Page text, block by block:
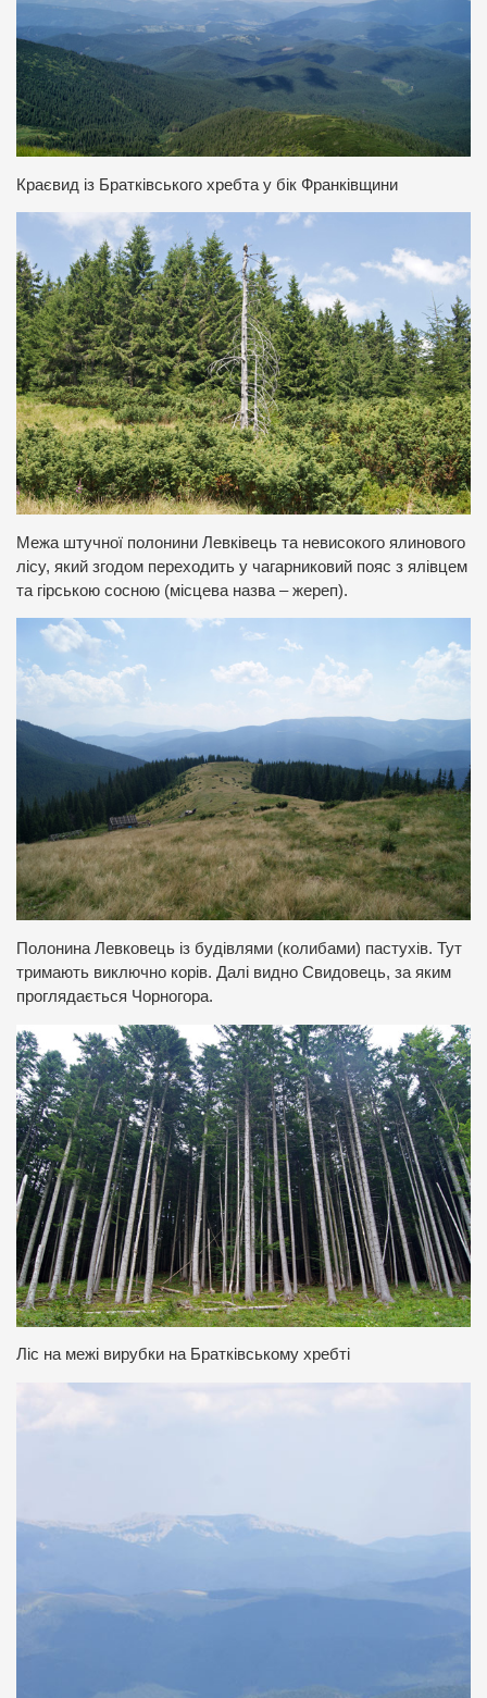
Краєвид із Братківського хребта у бік Франківщини
Межа штучної полонини Левківець та невисокого ялинового
лісу, який згодом переходить у чагарниковий пояс з ялівцем
та гірською сосною (місцева назва – жереп).
Полонина Левковець із будівлями (колибами) пастухів. Тут
тримають виключно корів. Далі видно Свидовець, за яким
проглядається Чорногора.
Ліс на межі вирубки на Братківському хребті